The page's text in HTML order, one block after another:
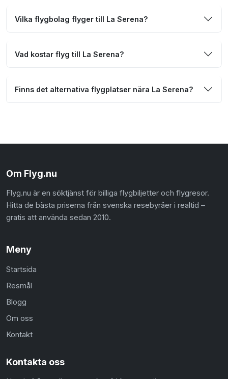
Vilka flygbolag flyger till La Serena?
Vad kostar flyg till La Serena?
Finns det alternativa flygplatser nära La Serena?
Om Flyg.nu
Flyg.nu är en söktjänst för billiga flygbiljetter och flygresor.
Hitta de bästa priserna från svenska resebyråer i realtid –
gratis att använda sedan 2010.
Meny
Startsida
Resmål
Blogg
Om oss
Kontakt
Kontakta oss